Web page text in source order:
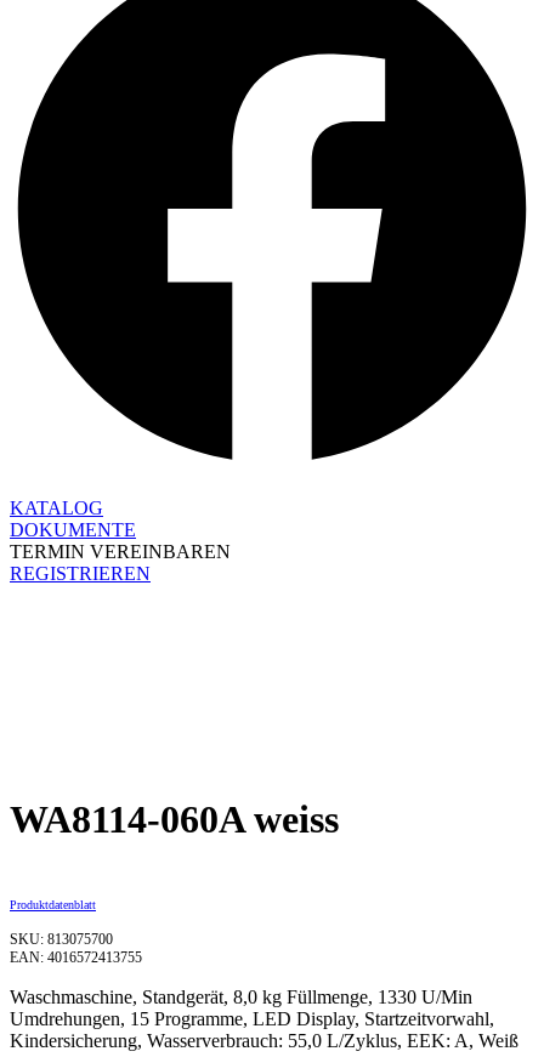
KATALOG
DOKUMENTE
TERMIN VEREINBAREN
REGISTRIEREN
WA8114-060A weiss
Produktdatenblatt
SKU: 813075700
EAN: 4016572413755
Waschmaschine, Standgerät, 8,0 kg Füllmenge, 1330 U/Min
Umdrehungen, 15 Programme, LED Display, Startzeitvorwahl,
Kindersicherung, Wasserverbrauch: 55,0 L/Zyklus, EEK: A, Weiß